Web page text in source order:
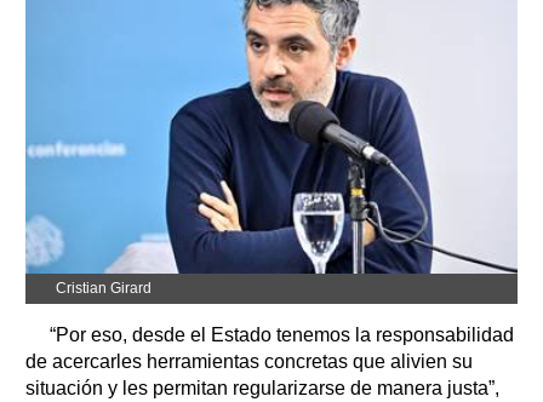
Cristian Girard
“Por eso, desde el Estado tenemos la responsabilidad
de acercarles herramientas concretas que alivien su
situación y les permitan regularizarse de manera justa”,